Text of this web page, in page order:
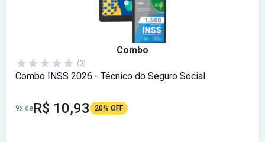
Combo
(0)
Combo INSS 2026 - Técnico do Seguro Social
9x deR$ 10,93 20% OFF